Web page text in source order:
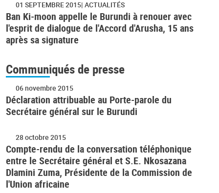
01 SEPTEMBRE 2015 ACTUALITÉS
Ban Ki-moon appelle le Burundi à renouer avec
l'esprit de dialogue de l'Accord d'Arusha, 15 ans
après sa signature
Communiqués de presse
06 novembre 2015
Déclaration attribuable au Porte-parole du
Secrétaire général sur le Burundi
28 octobre 2015
Compte-rendu de la conversation téléphonique
entre le Secrétaire général et S.E. Nkosazana
Dlamini Zuma, Présidente de la Commission de
l'Union africaine